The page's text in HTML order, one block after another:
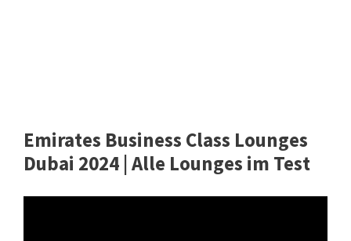
Emirates Business Class Lounges
Dubai 2024 | Alle Lounges im Test